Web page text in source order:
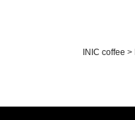
INIC coffee